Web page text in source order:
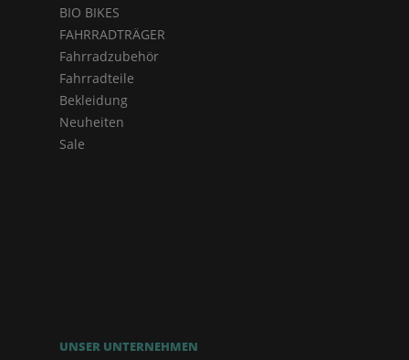
BIO BIKES
FAHRRADTRÄGER
Fahrradzubehör
Fahrradteile
Bekleidung
Neuheiten
Sale
UNSER UNTERNEHMEN